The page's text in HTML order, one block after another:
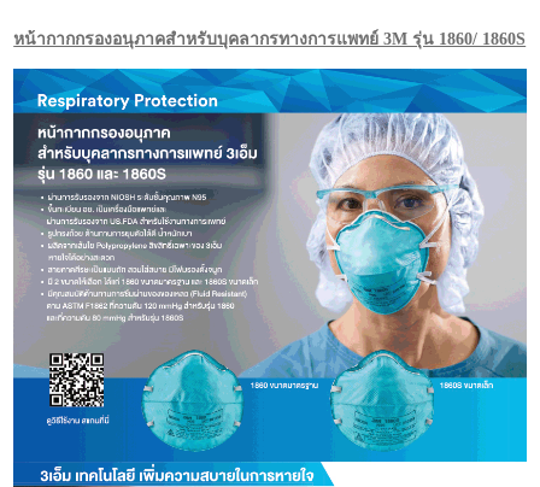
หน้ากากกรองอนุภาคสำหรับบุคลากรทางการแพทย์ 3M รุ่น 1860/ 1860S